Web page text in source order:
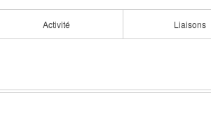
Activité Liaisons